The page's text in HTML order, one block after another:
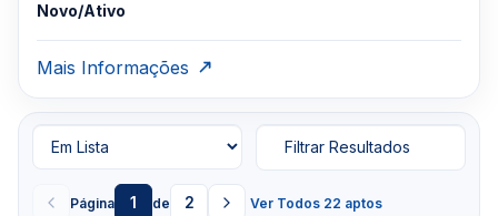
Novo/Ativo
Mais Informações
Página 1 de 2 Ver Todos 22 aptos
Filtrar Resultados